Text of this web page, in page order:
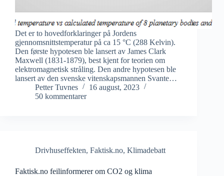
Det er to hovedforklaringer på Jordens
gjennomsnittstemperatur på ca 15 °C (288 Kelvin).
Den første hypotesen ble lansert av James Clark
Maxwell (1831-1879), best kjent for teorien om
elektromagnetisk stråling. Den andre hypotesen ble
lansert av den svenske vitenskapsmannen Svante…
Petter Tuvnes
16 august, 2023
50 kommentarer
Drivhuseffekten, Faktisk.no, Klimadebatt
Faktisk.no feilinformerer om CO2 og klima